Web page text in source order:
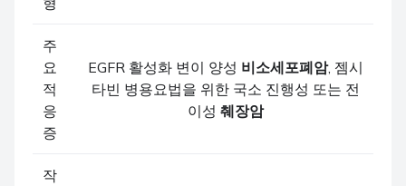
주
요
적
응
증
EGFR 활성화 변이 양성 비소세포폐암, 젬시
타빈 병용요법을 위한 국소 진행성 또는 전
이성 췌장암
작